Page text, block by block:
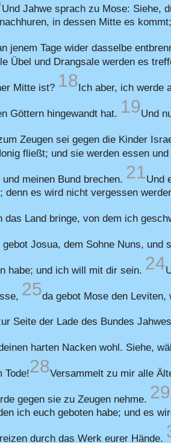
Und Jahwe sprach zu Mose: Siehe,
in dessen Mitte es
jenem Tage wider dasselbe
Übel und Drangsale werden es
Mitte ist? 18Ich aber, ich werde
Göttern hingewandt hat. 19Und
Zeugen sei gegen die Kinder
fließt; und sie werden essen
meinen Bund brechen. 21Und
es wird nicht vergessen
Land bringe, von dem ich
gebot Josua, dem Sohne Nuns,
habe; und ich will mit dir sein. 24
25da gebot Mose den
Seite der Lade des Bundes
harten Nacken wohl. Siehe,
Tode!28Versammelt zu mir alle
gegen sie zu Zeugen nehme. 29
ich euch geboten habe; und es
durch das Werk eurer Hände.